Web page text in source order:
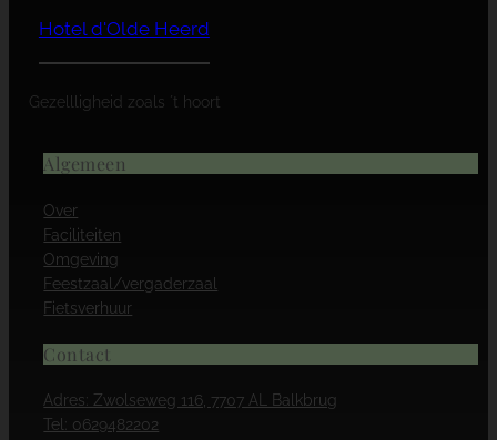
Hotel d'Olde Heerd
Gezellligheid zoals ´t hoort
Algemeen
Over
Faciliteiten
Omgeving
Feestzaal/vergaderzaal
Fietsverhuur
Contact
Adres: Zwolseweg 116, 7707 AL Balkbrug
Tel: 0629482202